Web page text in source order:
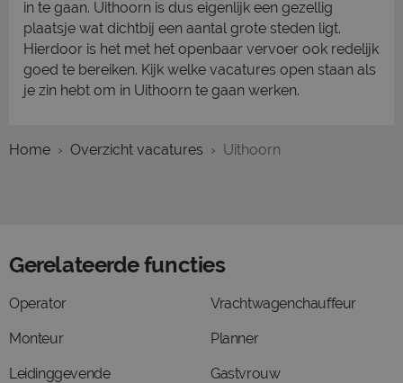
in te gaan. Uithoorn is dus eigenlijk een gezellig
plaatsje wat dichtbij een aantal grote steden ligt.
Hierdoor is het met het openbaar vervoer ook redelijk
goed te bereiken. Kijk welke vacatures open staan als
je zin hebt om in Uithoorn te gaan werken.
Home Overzicht vacatures Uithoorn
Gerelateerde functies
Operator
Monteur
Leidinggevende
Vrachtwagenchauffeur
Planner
Gastvrouw